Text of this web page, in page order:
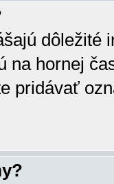
dôležité
na hornej
pridávať